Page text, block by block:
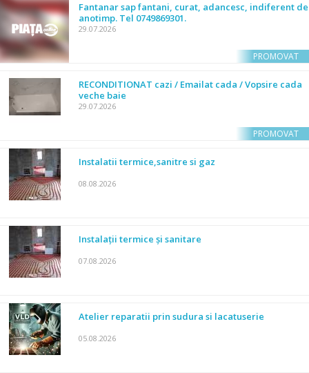
Fantanar sap fantani, curat, adancesc, indiferent de
anotimp. Tel 0749869301.
29.07.2026
PROMOVAT
RECONDITIONAT cazi / Emailat cada / Vopsire cada
veche baie
29.07.2026
PROMOVAT
Instalatii termice,sanitre si gaz
08.08.2026
Instalații termice și sanitare
07.08.2026
Atelier reparatii prin sudura si lacatuserie
05.08.2026